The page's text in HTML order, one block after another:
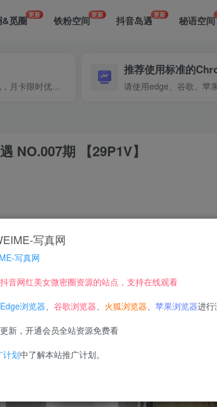
&觅圈更新 铁粉空间更新 抖音岛遇更新 秘语空间
开通后本站会员所有资源全部免费下载，月卡限时优惠价低至29.9元，已更新500+个博主、9000+个资源，更多资源稳定更新中......
NO.007期 【29P1V】
其独特的魅力吸引了众多目光。其中，
配温馨场景，让人瞬间找回童年的纯真与欢乐
容错过的选择，现在即可在线观看，感受这份纯
写真网
写真网
音网红美女微密圈资源的站点，支持在线观看
Edge浏览器、 谷歌浏览器、 火狐浏览器、 苹果浏览器进行
新，开通会员全站资源免费看
计划中了解本站推广计划。